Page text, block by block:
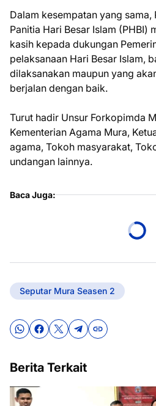
Dalam kesempatan yang sama,
Panitia Hari Besar Islam (PHBI)
kasih kepada dukungan
pelaksanaan Hari Besar Islam,
dilaksanakan maupun yang
berjalan dengan baik.
Turut hadir Unsur Forkopimda
Kementerian Agama Mura,
agama, Tokoh masyarakat,
undangan lainnya.
Baca Juga:
Seputar Mura Seasen 2
Berita Terkait